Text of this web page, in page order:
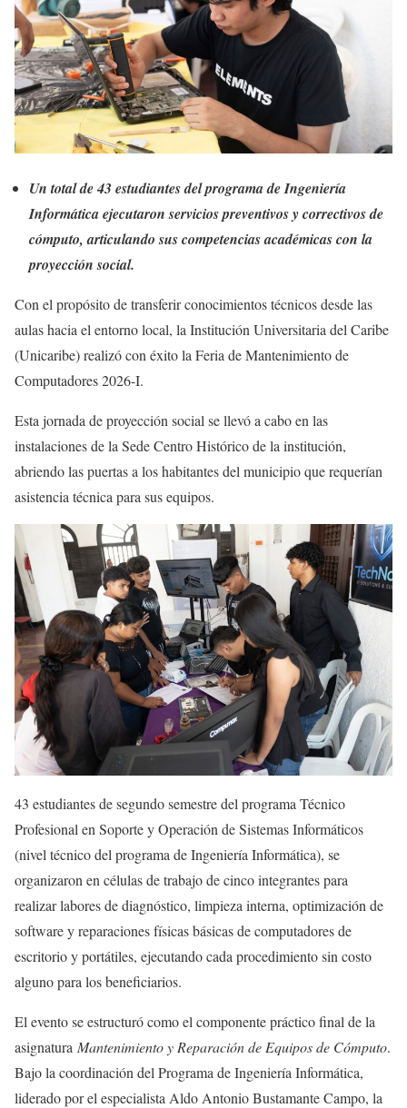
Un total de 43 estudiantes del programa de Ingeniería
Informática ejecutaron servicios preventivos y correctivos de
cómputo, articulando sus competencias académicas con la
proyección social.
Con el propósito de transferir conocimientos técnicos desde las
aulas hacia el entorno local, la Institución Universitaria del Caribe
(Unicaribe) realizó con éxito la Feria de Mantenimiento de
Computadores 2026-I.
Esta jornada de proyección social se llevó a cabo en las
instalaciones de la Sede Centro Histórico de la institución,
abriendo las puertas a los habitantes del municipio que requerían
asistencia técnica para sus equipos.
43 estudiantes de segundo semestre del programa Técnico
Profesional en Soporte y Operación de Sistemas Informáticos
(nivel técnico del programa de Ingeniería Informática), se
organizaron en células de trabajo de cinco integrantes para
realizar labores de diagnóstico, limpieza interna, optimización de
software y reparaciones físicas básicas de computadores de
escritorio y portátiles, ejecutando cada procedimiento sin costo
alguno para los beneficiarios.
El evento se estructuró como el componente práctico final de la
asignatura Mantenimiento y Reparación de Equipos de Cómputo.
Bajo la coordinación del Programa de Ingeniería Informática,
liderado por el especialista Aldo Antonio Bustamante Campo, la